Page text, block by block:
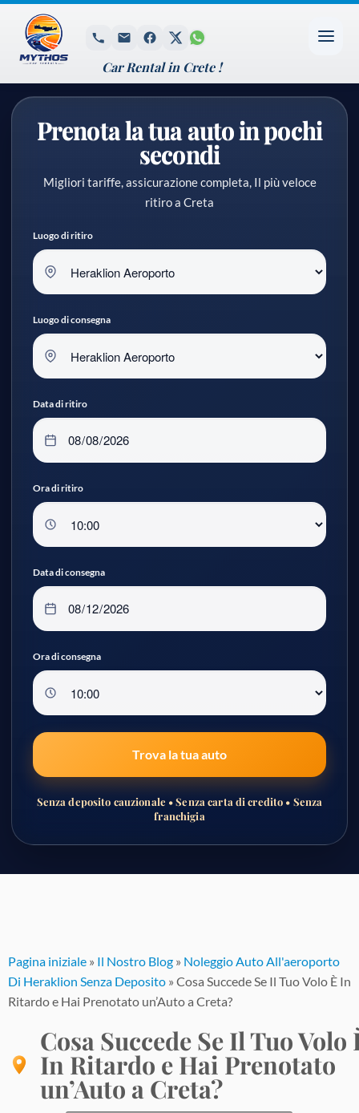
Prenota la tua auto in pochi
secondi
Migliori tariffe, assicurazione completa, Il più veloce
ritiro a Creta
Luogo di ritiro
Luogo di consegna
Data di ritiro
Ora di ritiro
Data di consegna
Ora di consegna
Trova la tua auto
Senza deposito cauzionale • Senza carta di credito • Senza
franchigia
Car Rental in Crete !
Pagina iniziale » Il Nostro Blog » Noleggio Auto All'aeroporto
Di Heraklion Senza Deposito » Cosa Succede Se Il Tuo Volo È In
Ritardo e Hai Prenotato un’Auto a Creta?
Cosa Succede Se Il Tuo Volo
In Ritardo e Hai Prenotato
un’Auto a Creta?